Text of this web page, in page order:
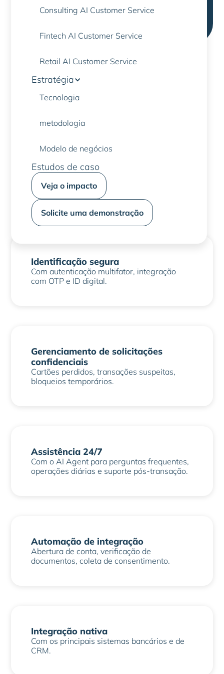
Consulting AI Customer Service
Fintech AI Customer Service
Retail AI Customer Service
Estratégia
Tecnologia
metodologia
Modelo de negócios
Estudos de caso
Veja o impacto
Solicite uma demonstração
tempos de gerenciamento e melhorando a
Projetado para o
Entre em contato conosco para saber mais
Identificação segura
Com autenticação multifator, integração
com OTP e ID digital.
Gerenciamento de solicitações
confidenciais
Cartões perdidos, transações suspeitas,
bloqueios temporários.
Assistência 24/7
Com o AI Agent para perguntas frequentes,
operações diárias e suporte pós-transação.
Automação de integração
Abertura de conta, verificação de
documentos, coleta de consentimento.
Integração nativa
Com os principais sistemas bancários e de
CRM.